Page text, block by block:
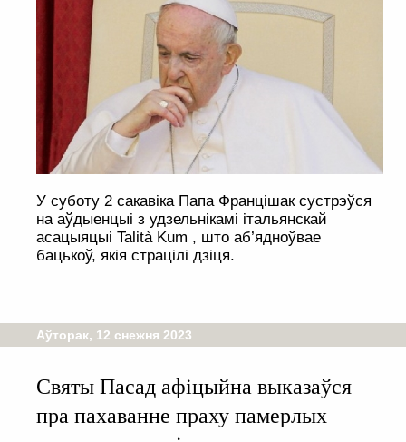
У суботу 2 сакавіка Папа Францішак сустрэўся
на аўдыенцыі з удзельнікамі італьянскай
асацыяцыі Talità Kum , што аб’ядноўвае
бацькоў, якія страцілі дзіця.
Аўторак, 12 снежня 2023
Святы Пасад афіцыйна выказаўся
пра пахаванне праху памерлых